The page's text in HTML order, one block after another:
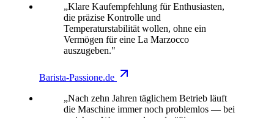
„Klare Kaufempfehlung für Enthusiasten,
die präzise Kontrolle und
Temperaturstabilität wollen, ohne ein
Vermögen für eine La Marzocco
auszugeben."
Barista-Passione.de
„Nach zehn Jahren täglichem Betrieb läuft
die Maschine immer noch problemlos — bei